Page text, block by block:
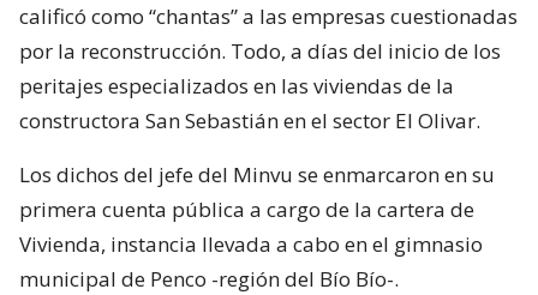
calificó como “chantas” a las empresas cuestionadas
por la reconstrucción. Todo, a días del inicio de los
peritajes especializados en las viviendas de la
constructora San Sebastián en el sector El Olivar.
Los dichos del jefe del Minvu se enmarcaron en su
primera cuenta pública a cargo de la cartera de
Vivienda, instancia llevada a cabo en el gimnasio
municipal de Penco -región del Bío Bío-.